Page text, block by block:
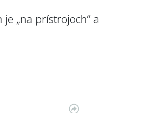
„na prístrojoch“ a